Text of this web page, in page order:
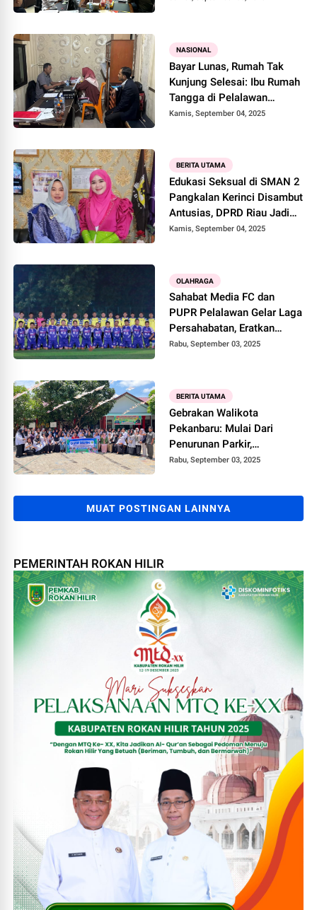
NASIONAL
Bayar Lunas, Rumah Tak
Kunjung Selesai: Ibu Rumah
Tangga di Pelalawan
Diduga Jadi Korban
Kamis, September 04, 2025
BERITA UTAMA
Edukasi Seksual di SMAN 2
Pangkalan Kerinci Disambut
Antusias, DPRD Riau Jadi
Narasumber
Kamis, September 04, 2025
OLAHRAGA
Sahabat Media FC dan
PUPR Pelalawan Gelar Laga
Persahabatan, Eratkan
Silaturahmi
Rabu, September 03, 2025
BERITA UTAMA
Gebrakan Walikota
Pekanbaru: Mulai Dari
Penurunan Parkir,
Persampahan, Infrastruktur
Rabu, September 03, 2025
MUAT POSTINGAN LAINNYA
PEMERINTAH ROKAN HILIR